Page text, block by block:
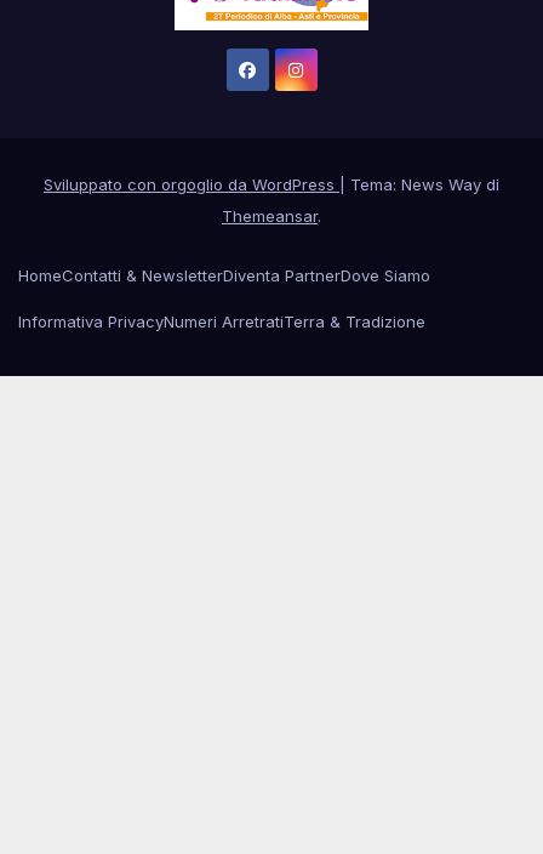
Sviluppato con orgoglio da WordPress
Tema: News Way di
Themeansar.
HomeContatti & NewsletterDiventa PartnerDove Siamo
Informativa PrivacyNumeri ArretratiTerra & Tradizione